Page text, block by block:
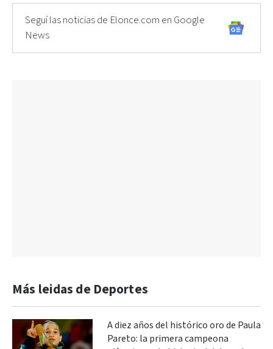
Seguí las noticias de Elonce.com en Google
News
Más leidas de Deportes
A diez años del histórico oro de Paula
Pareto: la primera campeona